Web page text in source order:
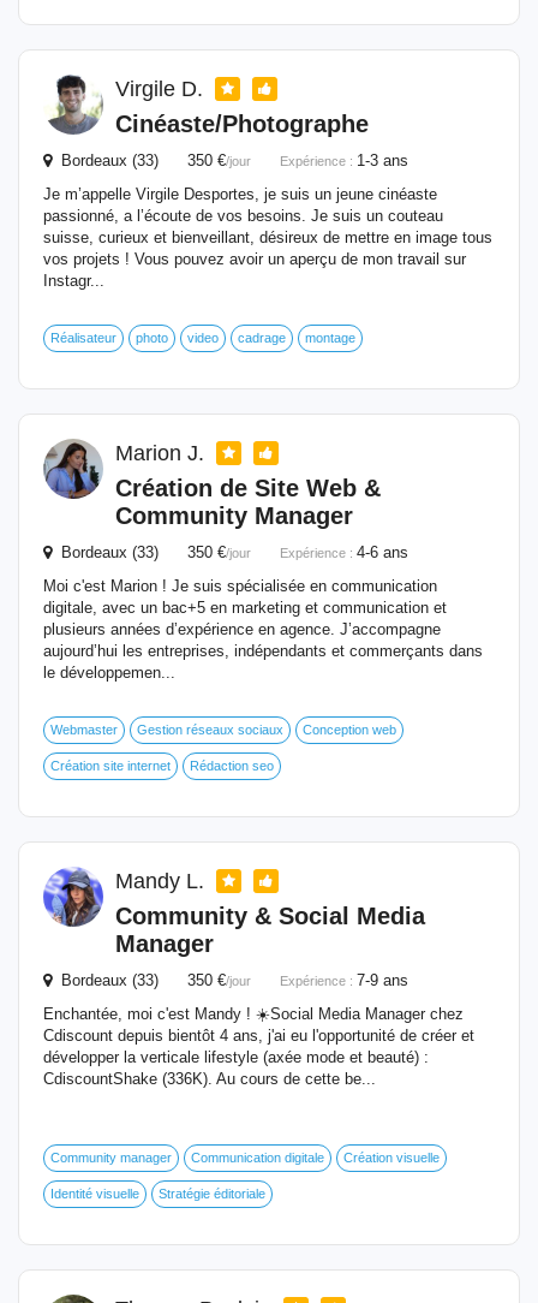
Virgile D.
Cinéaste/Photographe
Bordeaux (33) 350 €/jour Expérience : 1-3 ans
Je m’appelle Virgile Desportes, je suis un jeune cinéaste
passionné, a l’écoute de vos besoins. Je suis un couteau
suisse, curieux et bienveillant, désireux de mettre en image tous
vos projets ! Vous pouvez avoir un aperçu de mon travail sur
Instagr...
Réalisateur photo video cadrage montage
Marion J.
Création de Site Web &
Community Manager
Bordeaux (33) 350 €/jour Expérience : 4-6 ans
Moi c'est Marion ! Je suis spécialisée en communication
digitale, avec un bac+5 en marketing et communication et
plusieurs années d’expérience en agence. J’accompagne
aujourd’hui les entreprises, indépendants et commerçants dans
le développemen...
Webmaster Gestion réseaux sociaux Conception web
Création site internet Rédaction seo
Mandy L.
Community & Social Media
Manager
Bordeaux (33) 350 €/jour Expérience : 7-9 ans
Enchantée, moi c'est Mandy ! ☀️​ Social Media Manager chez
Cdiscount depuis bientôt 4 ans, j'ai eu l'opportunité de créer et
développer la verticale lifestyle (axée mode et beauté) :
CdiscountShake (336K). Au cours de cette be...
Community manager Communication digitale Création visuelle
Identité visuelle Stratégie éditoriale